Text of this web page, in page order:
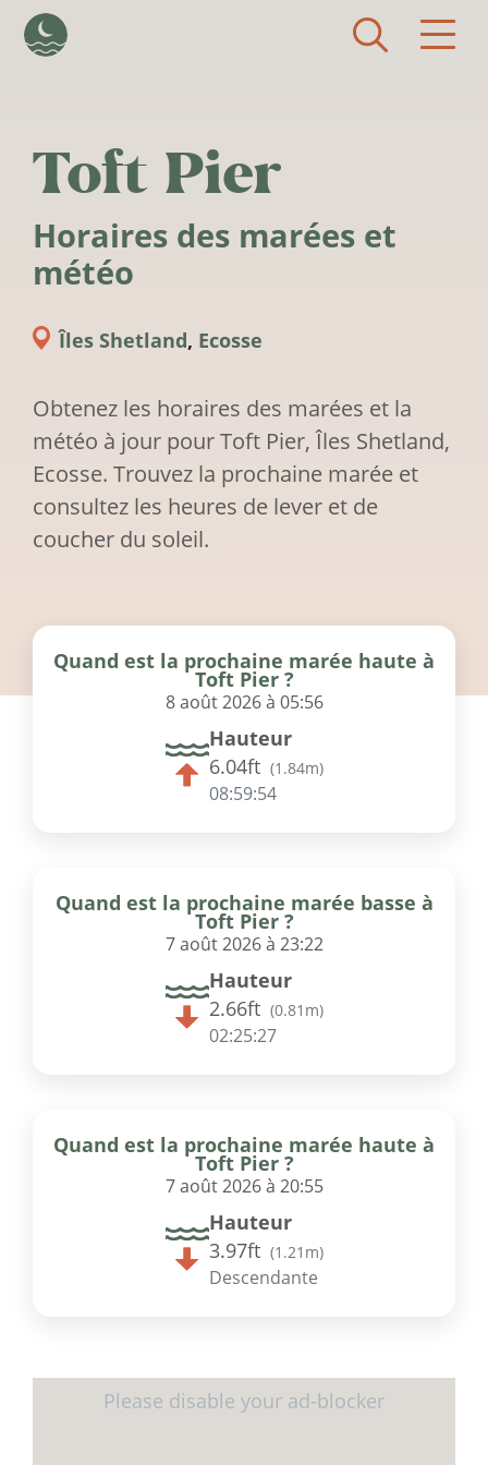
Toft Pier
Horaires des marées et
météo
Îles Shetland, Ecosse
Obtenez les horaires des marées et la
météo à jour pour Toft Pier, Îles Shetland,
Ecosse. Trouvez la prochaine marée et
consultez les heures de lever et de
coucher du soleil.
Quand est la prochaine marée haute à
Toft Pier ?
8 août 2026 à 05:56
Hauteur
6.04ft (1.84m)
08:59:53
Quand est la prochaine marée basse à
Toft Pier ?
7 août 2026 à 23:22
Hauteur
2.66ft (0.81m)
02:25:26
Quand est la prochaine marée haute à
Toft Pier ?
7 août 2026 à 20:55
Hauteur
3.97ft (1.21m)
Descendante